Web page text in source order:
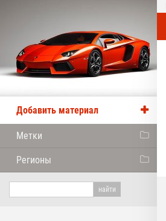
Добавить материал
Метки
Регионы